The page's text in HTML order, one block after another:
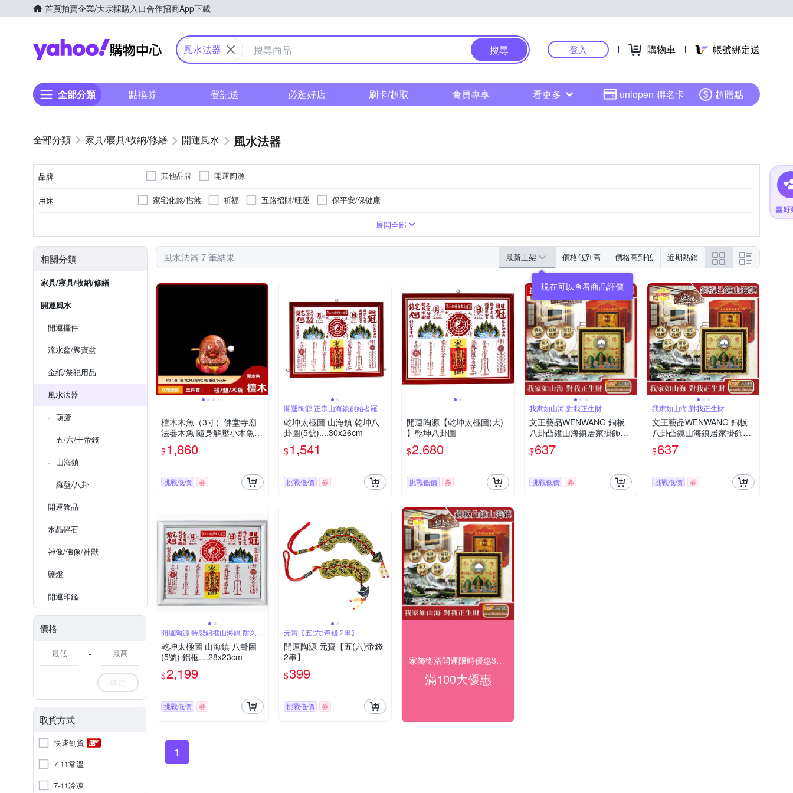
首頁拍賣企業/大宗採購入口合作招商App下載
Yahoo購物中心
風水法器 搜尋 登入 購物車 帳號綁定送
全部分類 點換券 登記送 必逛好店 刷卡/超取 會員專享 看更多 uniopen 聯名卡 超贈點
家具/寢具/收納/修繕 開運風水 風水法器
品牌 其他品牌 開運陶源
用途 家宅化煞/擋煞 祈福 五路招財/旺運 保平安/保健康
展開全部
相關分類
家具/寢具/收納/修繕
開運風水
開運擺件
流水盆/聚寶盆
金紙/祭祀用品
風水法器
葫蘆
五/六/十帝錢
山海鎮
羅盤/八卦
開運飾品
水晶碎石
神像/佛像/神獸
鹽燈
開運印鑑
價格
-
確定
取貨方式
快速到貨
7-11常溫
7-11冷凍
風水法器 7 筆結果 最新上架 價格低到高 價格高到低 近期熱銷
現在可以查看商品評價
檀木木魚（3寸）佛堂寺廟
法器木魚 隨身解壓小木魚
打擊樂器
$1,860
挑戰低價 券
開運陶源 正宗山海鎮創始者羅銢
淯製作
乾坤太極圖 山海鎮 乾坤八
卦圖(5號)....30x26cm
$1,541
挑戰低價 券
開運陶源【乾坤太極圖(大)
】乾坤八卦圖
$2,680
挑戰低價 券
我家如山海,對我正生財
文王藝品WENWANG 銅板
八卦凸鏡山海鎮居家掛飾5
吋正方形1組
$637
挑戰低價 券
我家如山海,對我正生財
文王藝品WENWANG 銅板
八卦凸鏡山海鎮居家掛飾5
吋正方形1組
$637
挑戰低價 券
開運陶源 特製鋁框山海鎮 耐久美
觀大方
乾坤太極圖 山海鎮 八卦圖
(5號) 鋁框....28x23cm
$2,199
挑戰低價 券
元寶【五(六)帝錢 2串】
開運陶源 元寶【五(六)帝錢
2串】
$399
挑戰低價 券
家飾衛浴開運限時優惠3折起
滿100大優惠
1